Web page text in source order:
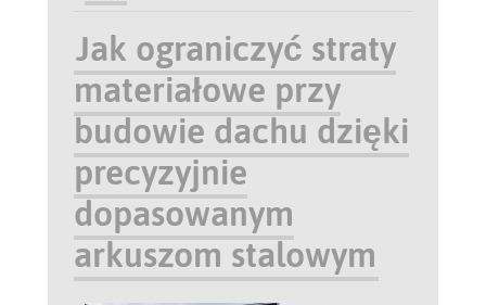
Jak ograniczyć straty
materiałowe przy
budowie dachu dzięki
precyzyjnie
dopasowanym
arkuszom stalowym